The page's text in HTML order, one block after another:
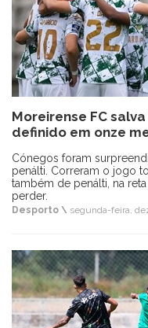
Moreirense FC
definido em onze
Cónegos foram
penálti. Correram o jogo
também de penálti, na
perder.
Desporto \ segunda-feira,